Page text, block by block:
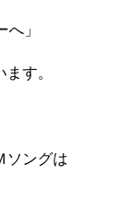
」
す。
ソングは